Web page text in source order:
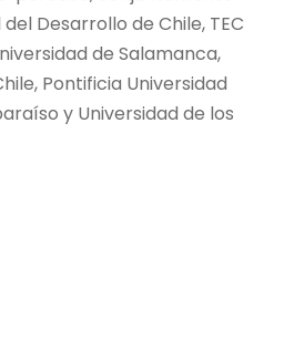
Desarrollo de Chile, TEC
de Salamanca,
Pontificia Universidad
y Universidad de los